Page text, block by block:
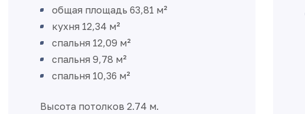
общая площадь 63,81 м²
кухня 12,34 м²
спальня 12,09 м²
спальня 9,78 м²
спальня 10,36 м²
Высота потолков 2.74 м.